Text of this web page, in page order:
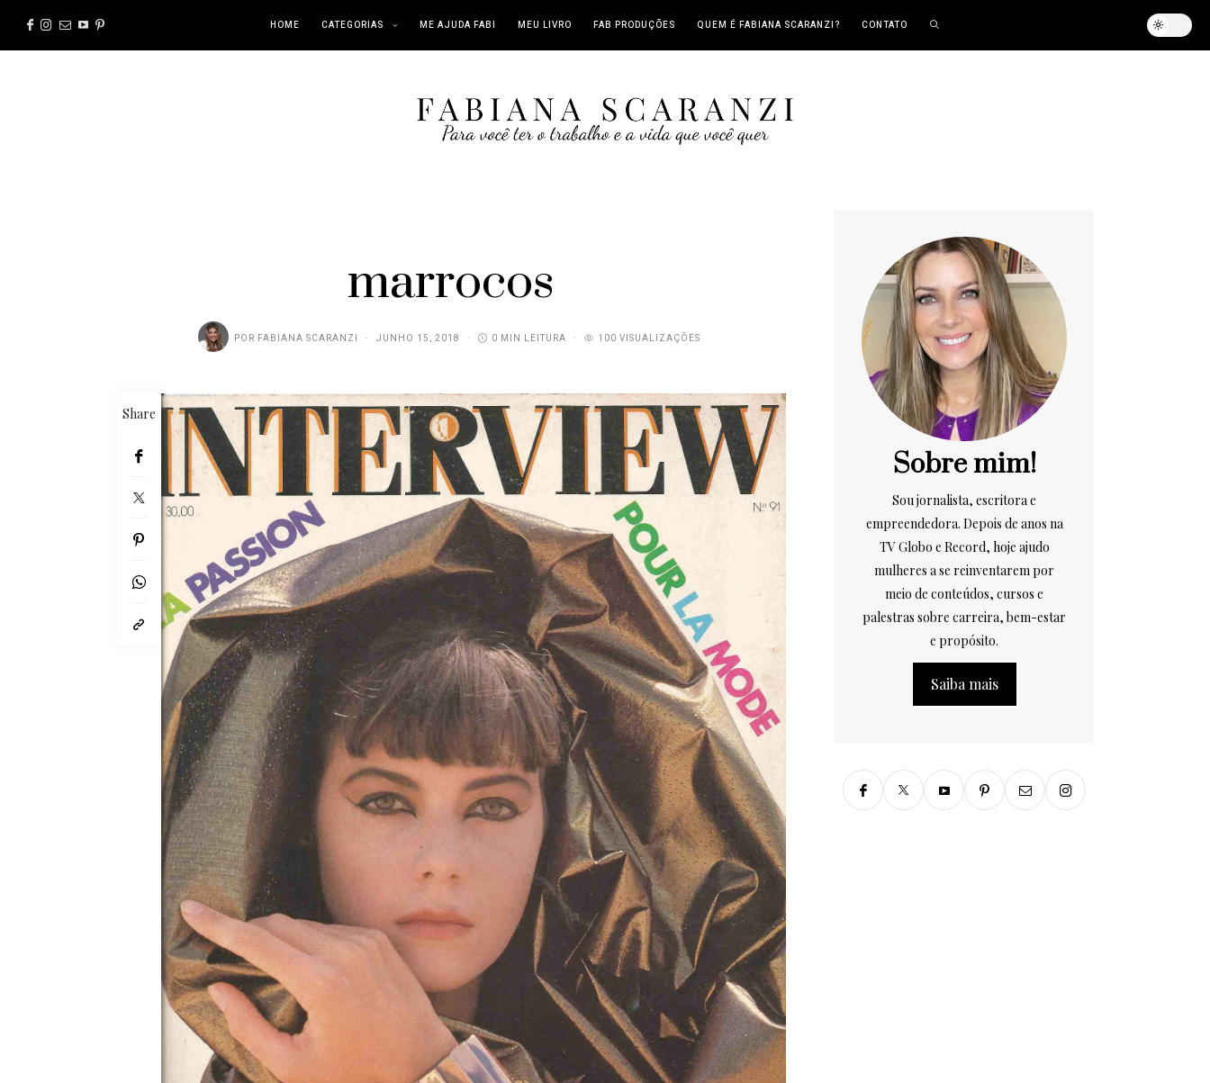
HOME CATEGORIAS ME AJUDA FABI MEU LIVRO FAB PRODUÇÕES QUEM É FABIANA SCARANZI? CONTATO
marrocos
POR FABIANA SCARANZI JUNHO 15, 2018 0 MIN LEITURA 100 VISUALIZAÇÕES
Share
Sobre mim!
Sou jornalista, escritora e
empreendedora. Depois de anos na
TV Globo e Record, hoje ajudo
mulheres a se reinventarem por
meio de conteúdos, cursos e
palestras sobre carreira, bem-estar
e propósito.
Saiba mais